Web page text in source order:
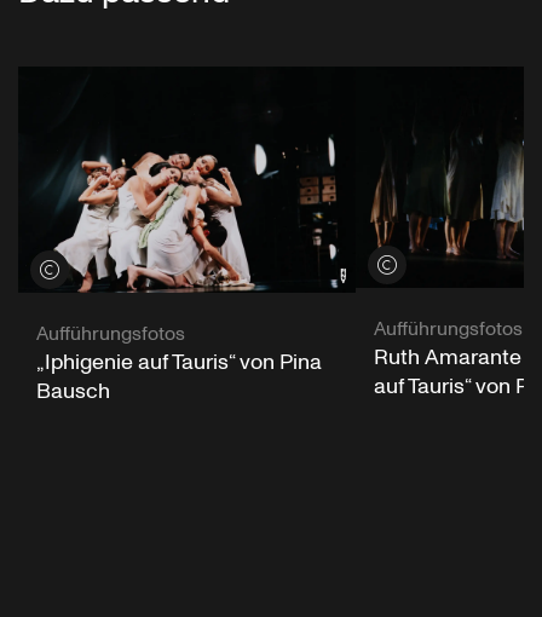
Credits öffnen
Aufführungsfotos
„Iphigenie auf Tauris“ von Pina
Bausch
Credits öffnen
Aufführungsfotos
Ruth Amarante
auf Tauris“ von